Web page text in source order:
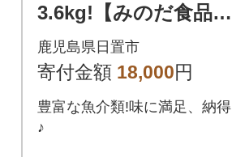
3.6kg!【みのだ食品】
No.406-B
鹿児島県日置市
寄付金額 18,000円
豊富な魚介類!味に満足、納得
♪